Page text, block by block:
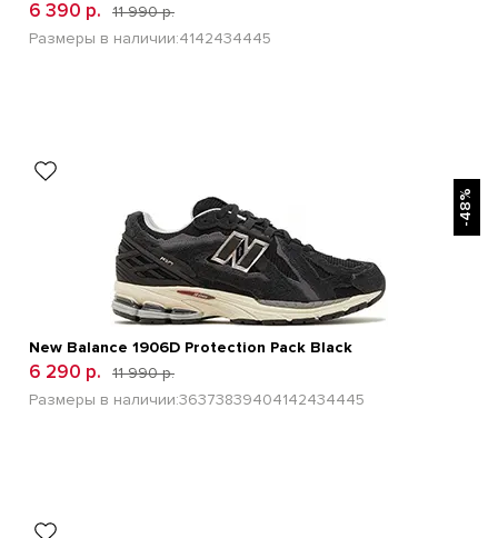
6 390 р.
11 990 р.
Размеры в наличии:4142434445
-48%
New Balance 1906D Protection Pack Black
6 290 р.
11 990 р.
Размеры в наличии:36373839404142434445